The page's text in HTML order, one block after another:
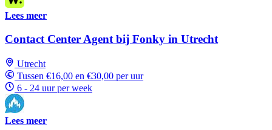
Lees meer
Contact Center Agent bij Fonky in Utrecht
Utrecht
Tussen €16,00 en €30,00 per uur
6 - 24 uur per week
Lees meer